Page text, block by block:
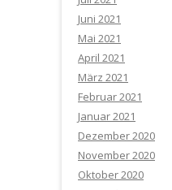
Juni 2021
Mai 2021
April 2021
März 2021
Februar 2021
Januar 2021
Dezember 2020
November 2020
Oktober 2020